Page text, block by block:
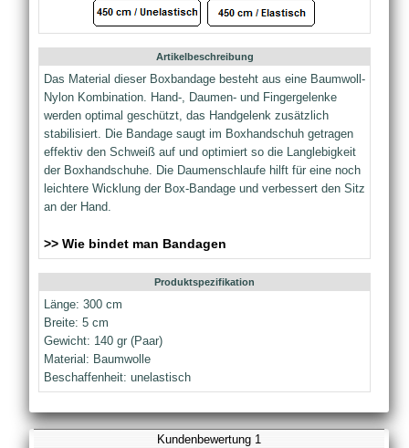
Artikelbeschreibung
Das Material dieser Boxbandage besteht aus eine Baumwoll-
Nylon Kombination. Hand-, Daumen- und Fingergelenke
werden optimal geschützt, das Handgelenk zusätzlich
stabilisiert. Die Bandage saugt im Boxhandschuh getragen
effektiv den Schweiß auf und optimiert so die Langlebigkeit
der Boxhandschuhe. Die Daumenschlaufe hilft für eine noch
leichtere Wicklung der Box-Bandage und verbessert den Sitz
an der Hand.
>> Wie bindet man Bandagen
Produktspezifikation
Länge: 300 cm
Breite: 5 cm
Gewicht: 140 gr (Paar)
Material: Baumwolle
Beschaffenheit: unelastisch
Kundenbewertung 1